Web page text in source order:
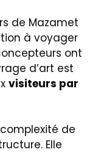
de Mazamet
à voyager
ont
d’art est
visiteurs par
de
Elle